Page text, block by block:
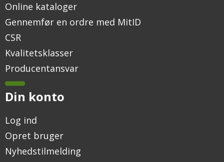
Online kataloger
Gennemfør en ordre med MitID
CSR
Kvalitetsklasser
Producentansvar
Din konto
Log ind
Opret bruger
Nyhedstilmelding